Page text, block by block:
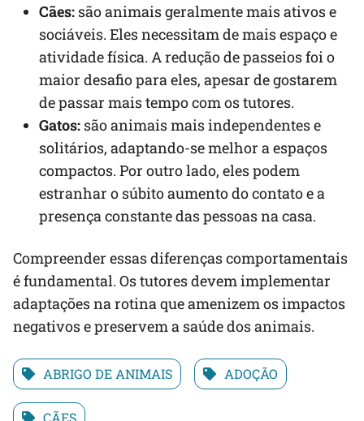
Cães: são animais geralmente mais ativos e
sociáveis. Eles necessitam de mais espaço e
atividade física. A redução de passeios foi o
maior desafio para eles, apesar de gostarem
de passar mais tempo com os tutores.
Gatos: são animais mais independentes e
solitários, adaptando-se melhor a espaços
compactos. Por outro lado, eles podem
estranhar o súbito aumento do contato e a
presença constante das pessoas na casa.
Compreender essas diferenças comportamentais
é fundamental. Os tutores devem implementar
adaptações na rotina que amenizem os impactos
negativos e preservem a saúde dos animais.
ABRIGO DE ANIMAIS ADOÇÃO
CÃES